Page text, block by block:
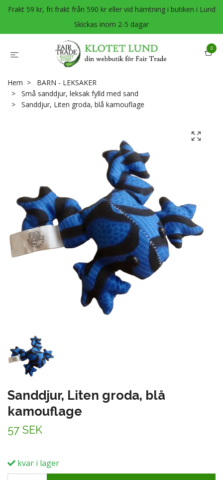
Frakt 59 kr, fri frakt från 590 kr eller vid hämtning i butiken i Lund
Skickas inom 2-5 dagar
0
Hem
BARN - LEKSAKER
Små sanddjur, leksak fylld med sand
Sanddjur, Liten groda, blå kamouflage
Sanddjur, Liten groda, blå
kamouflage
57 SEK
kvar i lager